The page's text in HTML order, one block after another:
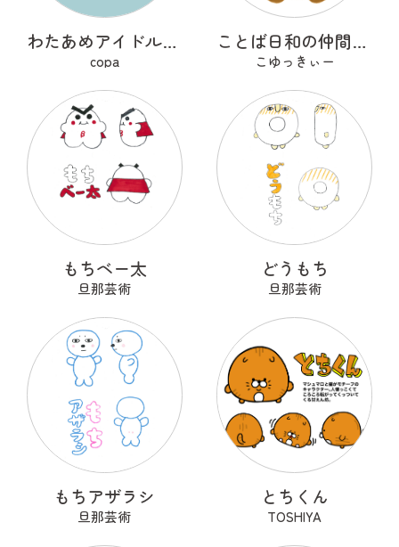
わたあめアイドルのふわりちゃん
copa
ことば日和の仲間たち たぬぽん
こゆっきぃー
もちベー太
旦那芸術
どうもち
旦那芸術
もちアザラシ
旦那芸術
とちくん
TOSHIYA